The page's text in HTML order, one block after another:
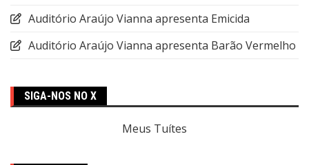
Auditório Araújo Vianna apresenta Emicida
Auditório Araújo Vianna apresenta Barão Vermelho
SIGA-NOS NO X
Meus Tuítes